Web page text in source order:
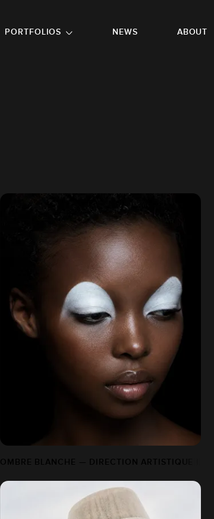
PORTFOLIOS
NEWS ABOUT
OMBRE BLANCHE — DIRECTION ARTISTIQUE IA